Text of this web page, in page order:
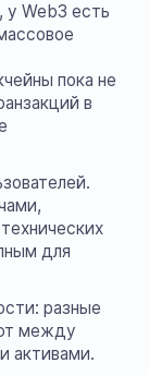
у Web3 есть
пока не
в
для
разные
между
активами.